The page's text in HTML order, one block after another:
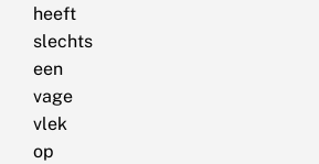
heeft
slechts
een
vage
vlek
op